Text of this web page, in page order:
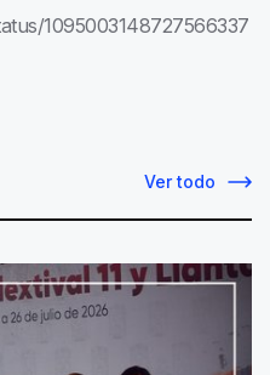
1095003148727566337
Ver todo